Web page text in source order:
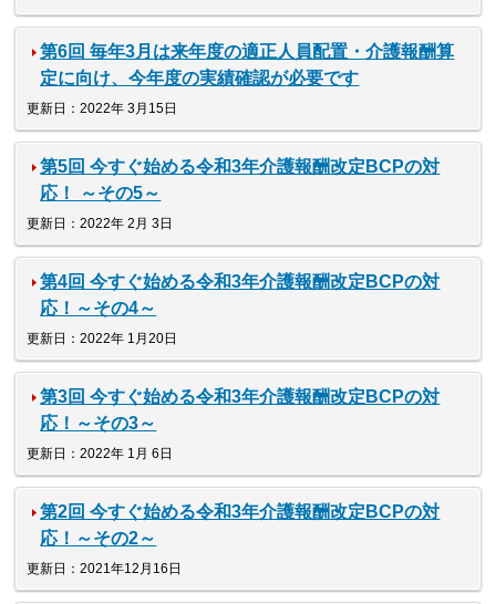
第6回 毎年3月は来年度の適正人員配置・介護報酬算
定に向け、今年度の実績確認が必要です
更新日：2022年 3月15日
第5回 今すぐ始める令和3年介護報酬改定BCPの対
応！ ～その5～
更新日：2022年 2月 3日
第4回 今すぐ始める令和3年介護報酬改定BCPの対
応！～その4～
更新日：2022年 1月20日
第3回 今すぐ始める令和3年介護報酬改定BCPの対
応！～その3～
更新日：2022年 1月 6日
第2回 今すぐ始める令和3年介護報酬改定BCPの対
応！～その2～
更新日：2021年12月16日